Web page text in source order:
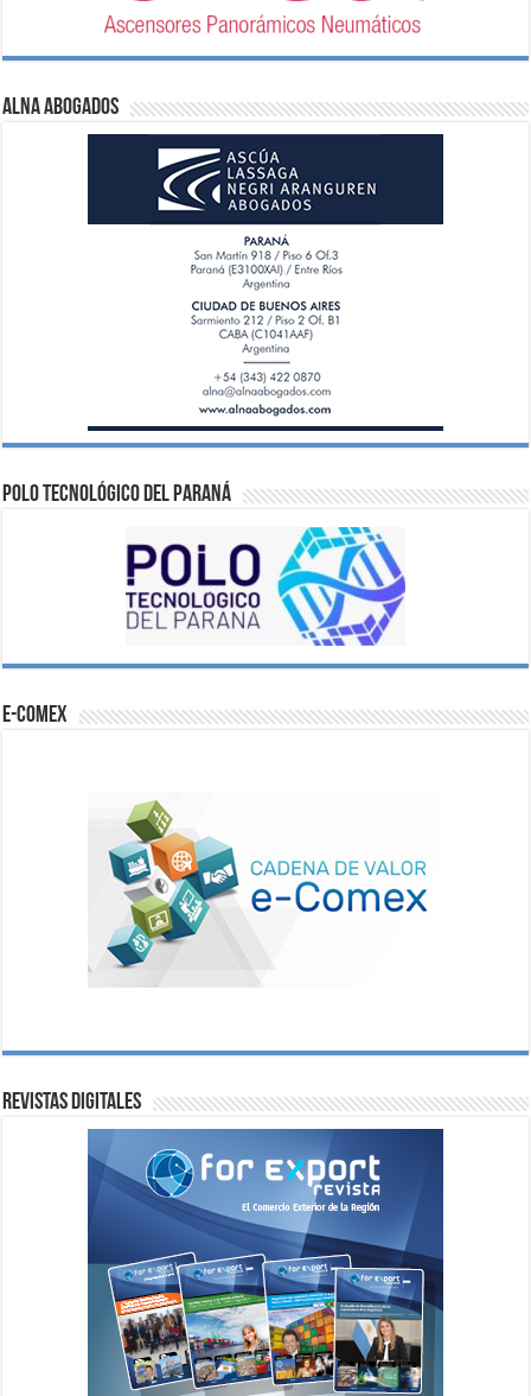
ALNA Abogados
Polo Tecnológico del Paraná
e-comex
Revistas digitales